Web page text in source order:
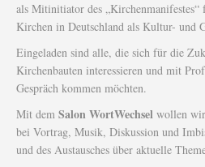
als Mitinitiator des
Kirchen in Deutschland als Kultur- und
Eingeladen sind alle, die sich für die
Kirchenbauten interessieren und mit
Gespräch kommen möchten.
Mit dem Salon WortWechsel wollen
bei Vortrag, Musik, Diskussion und
und des Austausches über aktuelle